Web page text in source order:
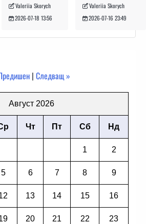
Valeriia Skorych
2026-07-18 13:56
Valeriia Skorych
2026-07-16 23:49
| Следващ »
Август 2026
Чт Пт Сб Нд
1 2
5 6 7 8 9
13 14 15 16
20 21 22 23